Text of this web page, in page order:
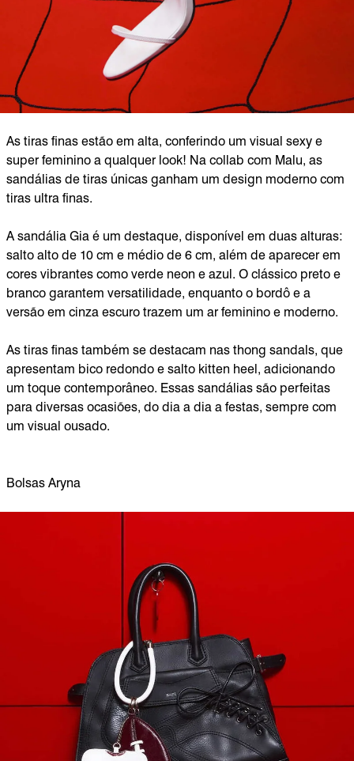
As tiras finas estão em alta, conferindo um visual sexy e
super feminino a qualquer look! Na collab com Malu, as
sandálias de tiras únicas ganham um design moderno com
tiras ultra finas.
A sandália Gia é um destaque, disponível em duas alturas:
salto alto de 10 cm e médio de 6 cm, além de aparecer em
cores vibrantes como verde neon e azul. O clássico preto e
branco garantem versatilidade, enquanto o bordô e a
versão em cinza escuro trazem um ar feminino e moderno.
As tiras finas também se destacam nas thong sandals, que
apresentam bico redondo e salto kitten heel, adicionando
um toque contemporâneo. Essas sandálias são perfeitas
para diversas ocasiões, do dia a dia a festas, sempre com
um visual ousado.
Bolsas Aryna